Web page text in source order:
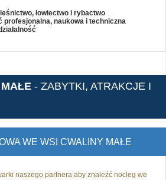
łowiectwo i rybactwo
profesjonalna, naukowa i techniczna
- ZABYTKI, ATRAKCJE I
WE WSI CWALINY MAŁE
naszego partnera aby znaleźć nocleg we